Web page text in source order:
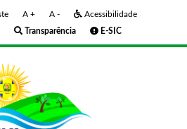
A + A -
Acessibilidade
Transparência E-SIC